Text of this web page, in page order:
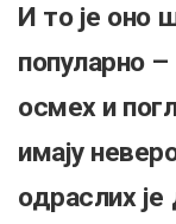
И то је оно
популарно
осмех и
имају
одраслих